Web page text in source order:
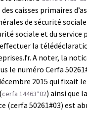
caisses primaires
de sécurité
sociale et du service
la
A noter, la
le numéro Cerfa
2015 qui fixait
cerfa 14463*02) ainsi que
(cerfa 50261#03) est